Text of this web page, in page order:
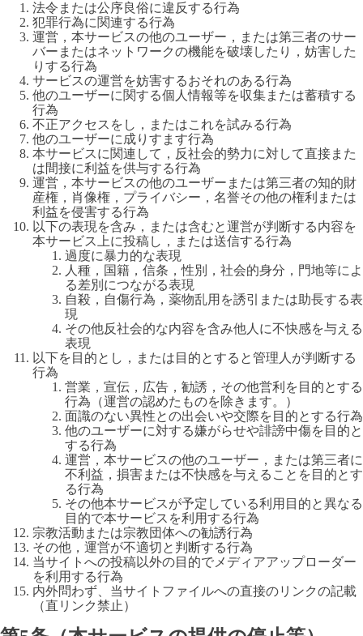
法令または公序良俗に違反する行為
犯罪行為に関連する行為
運営，本サービスの他のユーザー，または第三者のサー
バーまたはネットワークの機能を破壊したり，妨害した
りする行為
サービスの運営を妨害するおそれのある行為
他のユーザーに関する個人情報等を収集または蓄積する
行為
不正アクセスをし，またはこれを試みる行為
他のユーザーに成りすます行為
本サービスに関連して，反社会的勢力に対して直接また
は間接に利益を供与する行為
運営，本サービスの他のユーザーまたは第三者の知的財
産権，肖像権，プライバシー，名誉その他の権利または
利益を侵害する行為
以下の表現を含み，または含むと運営が判断する内容を
本サービス上に投稿し，または送信する行為
過度に暴力的な表現
人種，国籍，信条，性別，社会的身分，門地等によ
る差別につながる表現
自殺，自傷行為，薬物乱用を誘引または助長する表
現
その他反社会的な内容を含み他人に不快感を与える
表現
以下を目的とし，または目的とすると管理人が判断する
行為
営業，宣伝，広告，勧誘，その他営利を目的とする
行為（運営の認めたものを除きます。）
面識のない異性との出会いや交際を目的とする行為
他のユーザーに対する嫌がらせや誹謗中傷を目的と
する行為
運営，本サービスの他のユーザー，または第三者に
不利益，損害または不快感を与えることを目的とす
る行為
その他本サービスが予定している利用目的と異なる
目的で本サービスを利用する行為
宗教活動または宗教団体への勧誘行為
その他，運営が不適切と判断する行為
当サイトへの投稿以外の目的でメディアアップローダー
を利用する行為
内外問わず、当サイトファイルへの直接のリンクの記載
（直リンク禁止）